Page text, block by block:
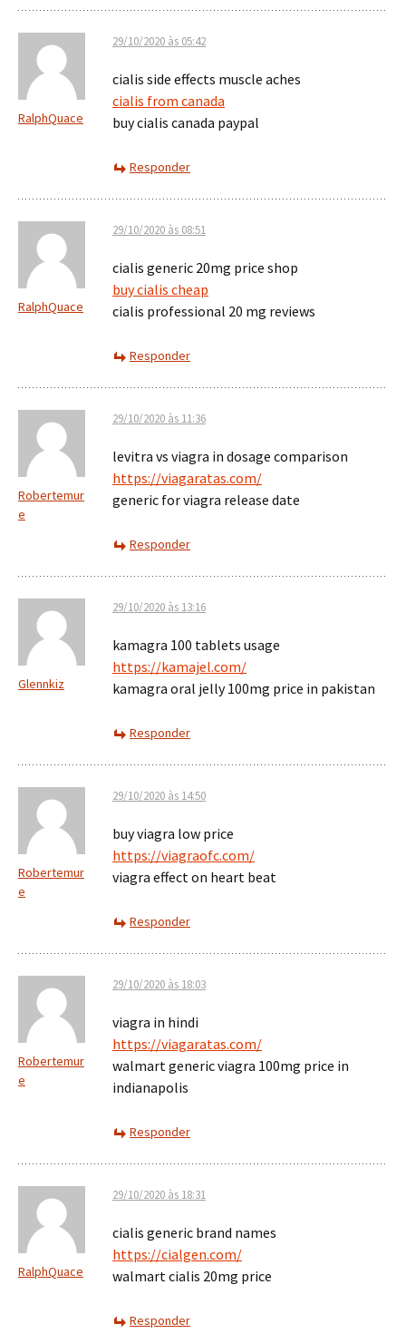
RalphQuace
29/10/2020 às 05:42
cialis side effects muscle aches
cialis from canada
buy cialis canada paypal
Responder
RalphQuace
29/10/2020 às 08:51
cialis generic 20mg price shop
buy cialis cheap
cialis professional 20 mg reviews
Responder
Robertemur
e
29/10/2020 às 11:36
levitra vs viagra in dosage comparison
https://viagaratas.com/
generic for viagra release date
Responder
Glennkiz
29/10/2020 às 13:16
kamagra 100 tablets usage
https://kamajel.com/
kamagra oral jelly 100mg price in pakistan
Responder
Robertemur
e
29/10/2020 às 14:50
buy viagra low price
https://viagraofc.com/
viagra effect on heart beat
Responder
Robertemur
e
29/10/2020 às 18:03
viagra in hindi
https://viagaratas.com/
walmart generic viagra 100mg price in
indianapolis
Responder
RalphQuace
29/10/2020 às 18:31
cialis generic brand names
https://cialgen.com/
walmart cialis 20mg price
Responder